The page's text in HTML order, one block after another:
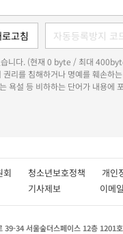
습니다. (현재 0 byte / 최대
리를 침해하거나 명예를 훼손하
욕설 등 비하하는 단어가 내용에
회 청소년보호정책 개
기사제보 이메
39-34 서울숲더스페이스 12층 1201